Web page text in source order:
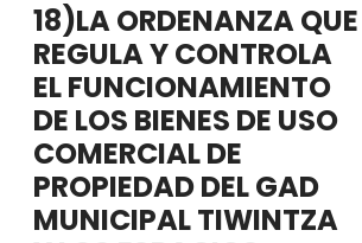
18)LA ORDENANZA QUE
REGULA Y CONTROLA
EL FUNCIONAMIENTO
DE LOS BIENES DE USO
COMERCIAL DE
PROPIEDAD DEL GAD
MUNICIPAL TIWINTZA